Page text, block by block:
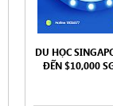
DU HỌC
ĐẾN $10,000